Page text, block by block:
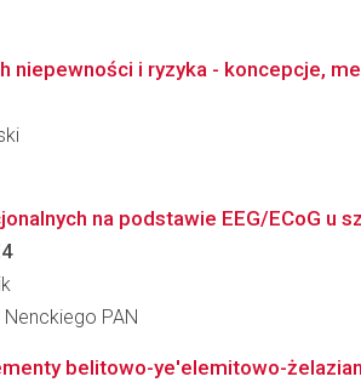
niepewności i ryzyka - koncepcje,
na podstawie EEG/ECoG u
PAN
belitowo-ye'elemitowo-